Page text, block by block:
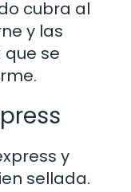
cubra al
y las
se
y
sellada.